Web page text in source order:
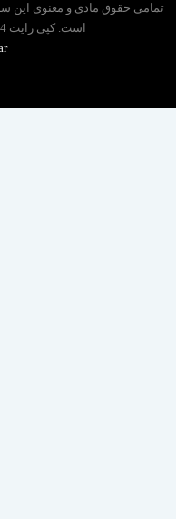
حقوق مادی و معنوی این سایت
است. کپی رایت 2024 | طراحی و توسعه توسط